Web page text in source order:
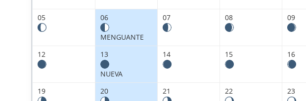
05 06
MENGUANTE
07 08 09
12 13
NUEVA
14 15 16
19 20 21 22 23